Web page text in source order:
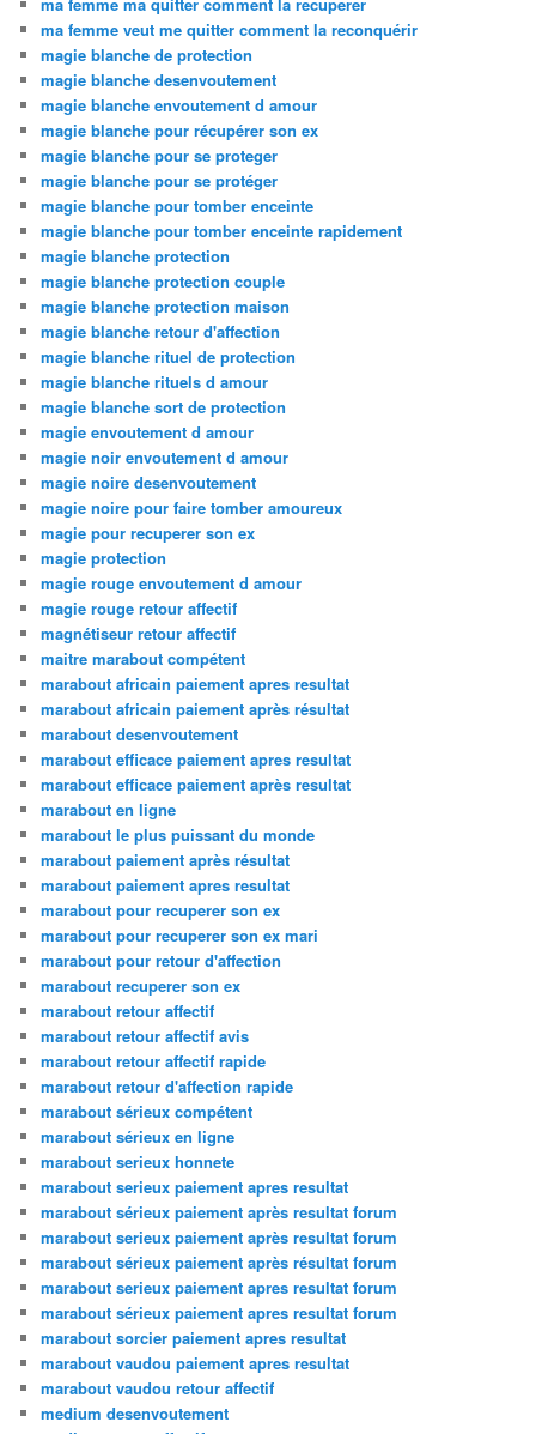
ma femme ma quitter comment la recuperer
ma femme veut me quitter comment la reconquérir
magie blanche de protection
magie blanche desenvoutement
magie blanche envoutement d amour
magie blanche pour récupérer son ex
magie blanche pour se proteger
magie blanche pour se protéger
magie blanche pour tomber enceinte
magie blanche pour tomber enceinte rapidement
magie blanche protection
magie blanche protection couple
magie blanche protection maison
magie blanche retour d'affection
magie blanche rituel de protection
magie blanche rituels d amour
magie blanche sort de protection
magie envoutement d amour
magie noir envoutement d amour
magie noire desenvoutement
magie noire pour faire tomber amoureux
magie pour recuperer son ex
magie protection
magie rouge envoutement d amour
magie rouge retour affectif
magnétiseur retour affectif
maitre marabout compétent
marabout africain paiement apres resultat
marabout africain paiement après résultat
marabout desenvoutement
marabout efficace paiement apres resultat
marabout efficace paiement après resultat
marabout en ligne
marabout le plus puissant du monde
marabout paiement après résultat
marabout paiement apres resultat
marabout pour recuperer son ex
marabout pour recuperer son ex mari
marabout pour retour d'affection
marabout recuperer son ex
marabout retour affectif
marabout retour affectif avis
marabout retour affectif rapide
marabout retour d'affection rapide
marabout sérieux compétent
marabout sérieux en ligne
marabout serieux honnete
marabout serieux paiement apres resultat
marabout sérieux paiement après resultat forum
marabout serieux paiement après resultat forum
marabout sérieux paiement après résultat forum
marabout serieux paiement apres resultat forum
marabout sérieux paiement apres resultat forum
marabout sorcier paiement apres resultat
marabout vaudou paiement apres resultat
marabout vaudou retour affectif
medium desenvoutement